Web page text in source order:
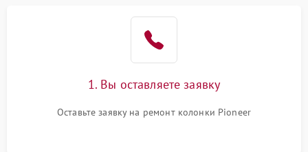
1. Вы оставляете заявку
Оставьте заявку на ремонт колонки Pioneer